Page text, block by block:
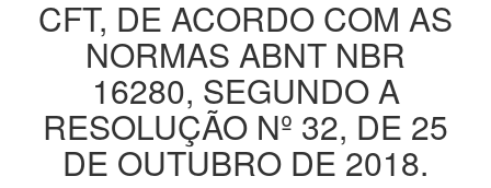
CFT, DE ACORDO COM AS
NORMAS ABNT NBR
16280, SEGUNDO A
RESOLUÇÃO Nº 32, DE 25
DE OUTUBRO DE 2018.